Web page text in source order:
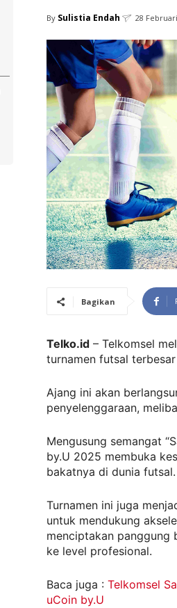
By Sulistia Endah 28
Bagikan
Telko.id – Telkomsel
turnamen futsal
Ajang ini akan
penyelenggaraan,
Mengusung semangat
by.U 2025 membuka
bakatnya di dunia futsal.
Turnamen ini juga
untuk mendukung
menciptakan panggung
ke level profesional.
Baca juga : Telkomsel
uCoin by.U